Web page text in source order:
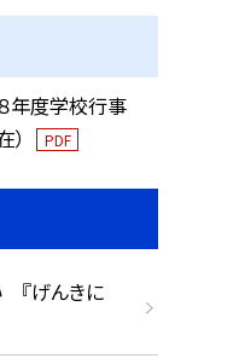
年度学校行事
PDF
『げんきに